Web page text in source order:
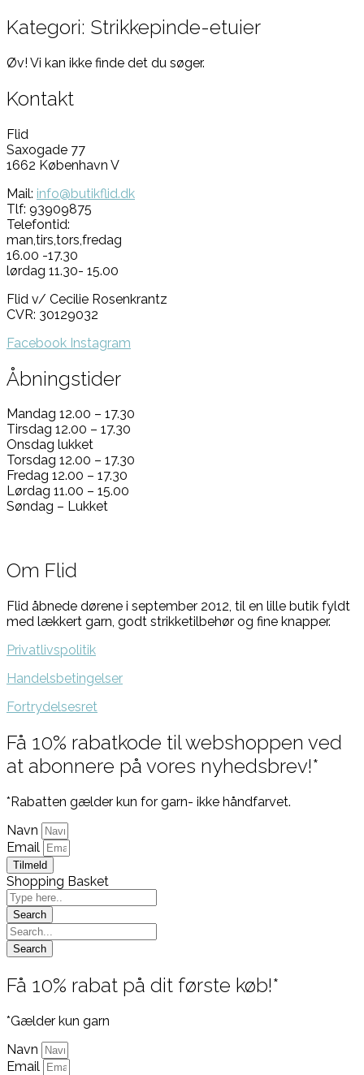
Kategori: Strikkepinde-etuier
Øv! Vi kan ikke finde det du søger.
Kontakt
Flid
Saxogade 77
1662 København V
Mail: info@butikflid.dk
Tlf: 93909875
Telefontid:
man,tirs,tors,fredag
16.00 -17.30
lørdag 11.30- 15.00
Flid v/ Cecilie Rosenkrantz
CVR: 30129032
Facebook Instagram
Åbningstider
Mandag 12.00 – 17.30
Tirsdag 12.00 – 17.30
Onsdag lukket
Torsdag 12.00 – 17.30
Fredag 12.00 – 17.30
Lørdag 11.00 – 15.00
Søndag – Lukket
Om Flid
Flid åbnede dørene i september 2012, til en lille butik fyldt
med lækkert garn, godt strikketilbehør og fine knapper.
Privatlivspolitik
Handelsbetingelser
Fortrydelsesret
Få 10% rabatkode til webshoppen ved
at abonnere på vores nyhedsbrev!*
*Rabatten gælder kun for garn- ikke håndfarvet.
Navn
Email
Tilmeld
Shopping Basket
Få 10% rabat på dit første køb!*
*Gælder kun garn
Navn
Email